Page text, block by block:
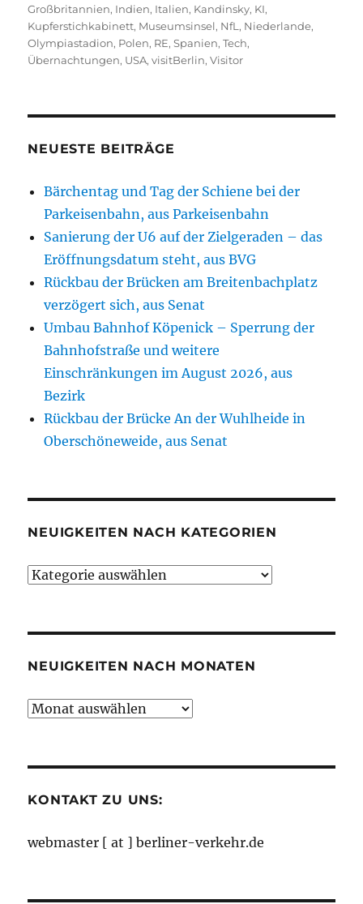
Großbritannien, Indien, Italien, Kandinsky, KI,
Kupferstichkabinett, Museumsinsel, NfL , Niederlande,
Olympiastadion, Polen, RE,Spanien,Tech,
Übernachtungen, USA,visitBerlin,Visitor
NEUESTE BEITRÄGE
Bärchentag und Tag der Schiene bei der
Parkeisenbahn, aus Parkeisenbahn
Sanierung der U6 auf der Zielgeraden – das
Eröffnungsdatum steht, aus BVG
Rückbau der Brücken am Breitenbachplatz
verzögert sich, aus Senat
Umbau Bahnhof Köpenick – Sperrung der
Bahnhofstraße und weitere
Einschränkungen im August 2026, aus
Bezirk
Rückbau der Brücke An der Wuhlheide in
Oberschöneweide, aus Senat
NEUIGKEITEN NACH KATEGORIEN
Neuigkeiten
NEUIGKEITEN NACH MONATEN
Neuigkeiten
KONTAKT ZU UNS:
webmaster [ at ] berliner-verkehr.de